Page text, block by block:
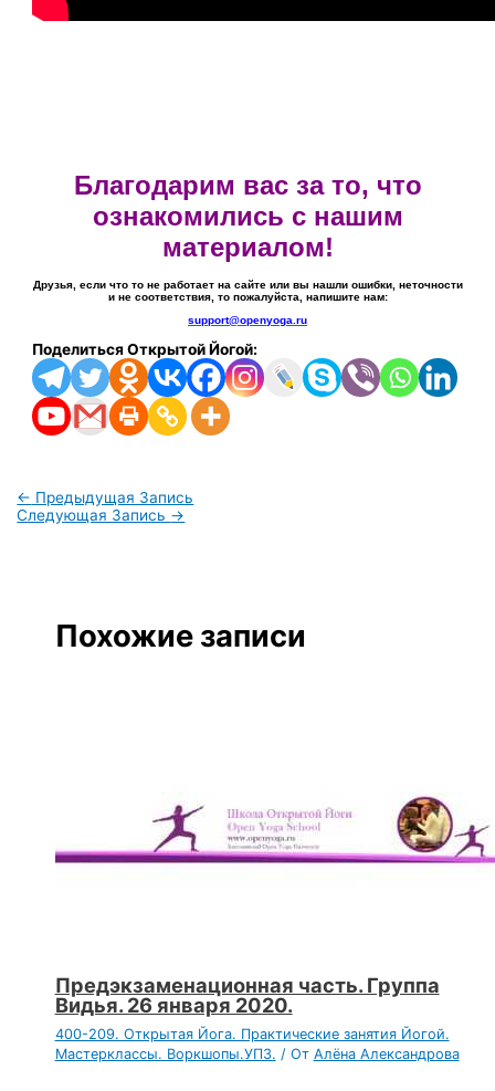
Благодарим вас за то, что
ознакомились с нашим
материалом!
Друзья, если что то не работает на сайте или вы нашли ошибки, неточности
и не соответствия, то пожалуйста, напишите нам:
support@openyoga.ru
Поделиться Открытой Йогой:
← Предыдущая Запись
Следующая Запись →
Похожие записи
Предэкзаменационная часть. Группа
Видья. 26 января 2020.
400-209. Открытая Йога. Практические занятия Йогой.
Мастерклассы. Воркшопы.УПЗ. / От Алёна Александрова